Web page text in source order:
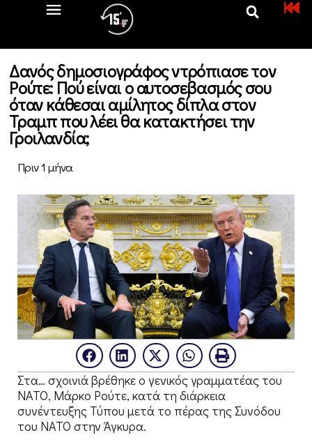
Δανός δημοσιογράφος ντρόπιασε τον
Ρούτε: Πού είναι ο αυτοσεβασμός σου
όταν κάθεσαι αμίλητος δίπλα στον
Τραμπ που λέει θα κατακτήσει την
Γροιλανδία;
Πριν 1 μήνα
Στα… σχοινιά βρέθηκε ο γενικός γραμματέας του
ΝΑΤΟ, Μάρκο Ρούτε, κατά τη διάρκεια
συνέντευξης Τύπου μετά το πέρας της Συνόδου
του ΝΑΤΟ στην Άγκυρα.